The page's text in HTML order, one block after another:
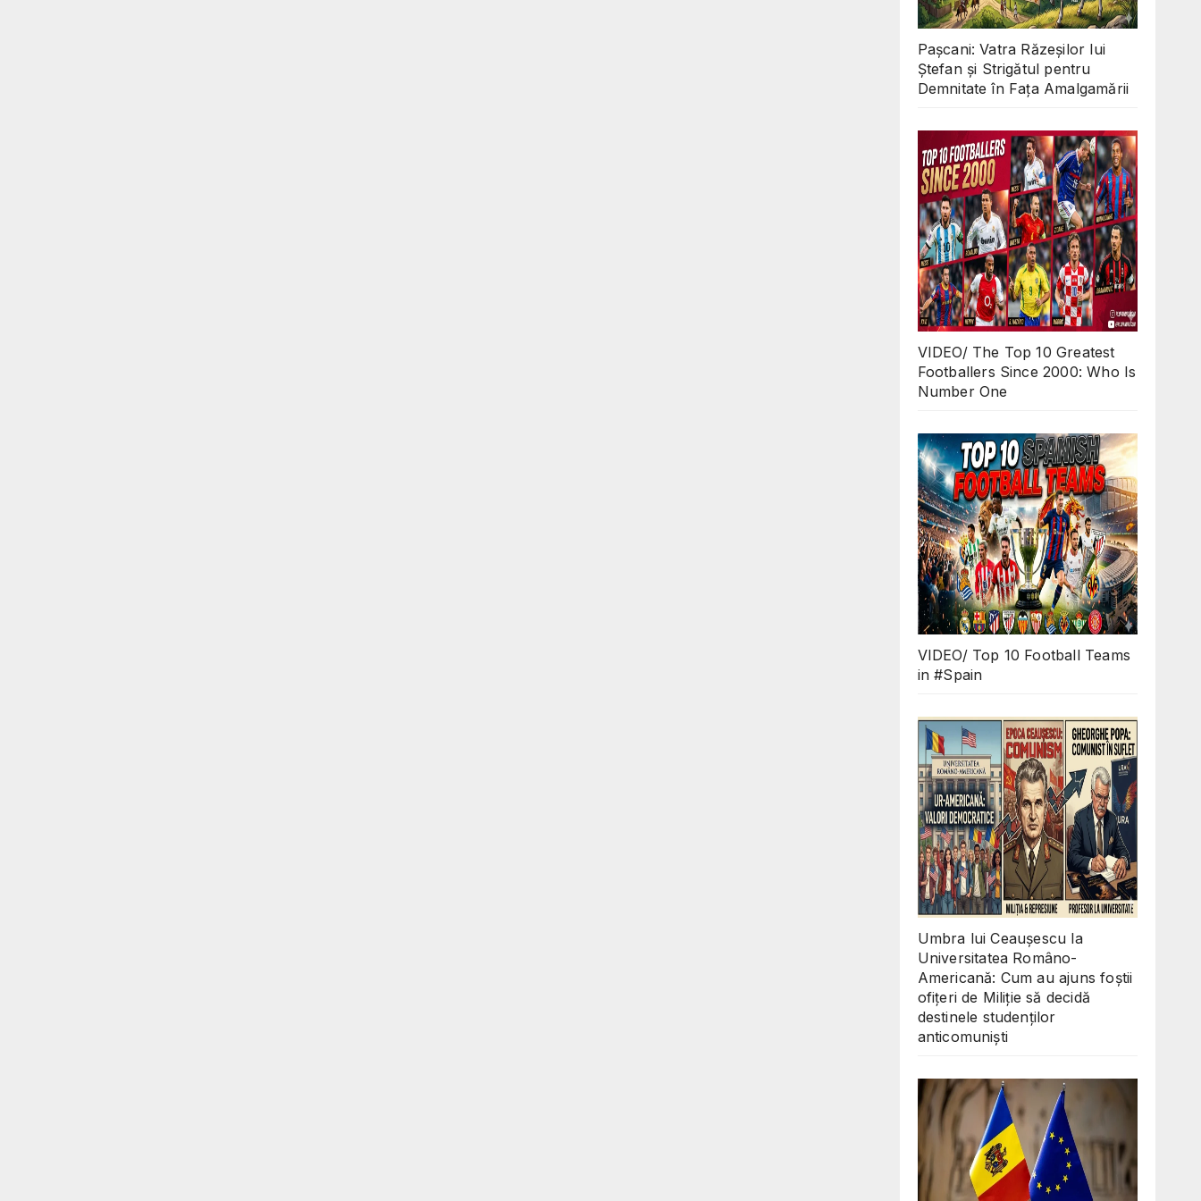
Pașcani: Vatra Răzeșilor lui
Ștefan și Strigătul pentru
Demnitate în Fața Amalgamării
VIDEO/ The Top 10 Greatest
Footballers Since 2000: Who Is
Number One
VIDEO/ Top 10 Football Teams
in #Spain
Umbra lui Ceaușescu la
Universitatea Româno-
Americană: Cum au ajuns foștii
ofițeri de Miliție să decidă
destinele studenților
anticomuniști